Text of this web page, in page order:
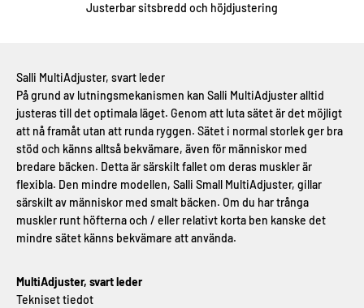
Justerbar sitsbredd och höjdjustering
Salli MultiAdjuster, svart leder
På grund av lutningsmekanismen kan Salli MultiAdjuster alltid
justeras till det optimala läget. Genom att luta sätet är det möjligt
att nå framåt utan att runda ryggen. Sätet i normal storlek ger bra
stöd och känns alltså bekvämare, även för människor med
bredare bäcken. Detta är särskilt fallet om deras muskler är
flexibla. Den mindre modellen, Salli Small MultiAdjuster, gillar
särskilt av människor med smalt bäcken. Om du har trånga
muskler runt höfterna och / eller relativt korta ben kanske det
mindre sätet känns bekvämare att använda.
MultiAdjuster, svart leder
Tekniset tiedot